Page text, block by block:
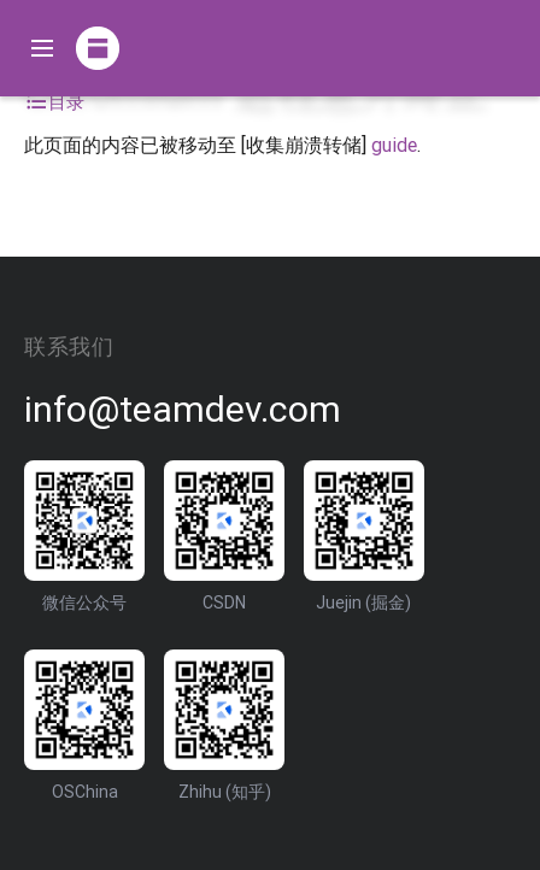
目录
Chromium 进程意外终止
此页面的内容已被移动至 [收集崩溃转储] guide.
联系我们
info@teamdev.com
微信公众号 CSDN Juejin (掘金)
OSChina Zhihu (知乎)